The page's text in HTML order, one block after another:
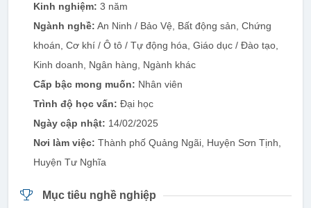
Kinh nghiệm: 3 năm
Ngành nghề: An Ninh / Bảo Vệ, Bất động sản, Chứng
khoán, Cơ khí / Ô tô / Tự động hóa, Giáo dục / Đào tạo,
Kinh doanh, Ngân hàng, Ngành khác
Cấp bậc mong muốn: Nhân viên
Trình độ học vấn: Đại học
Ngày cập nhật: 14/02/2025
Nơi làm việc: Thành phố Quảng Ngãi, Huyện Sơn Tịnh,
Huyện Tư Nghĩa
Mục tiêu nghề nghiệp